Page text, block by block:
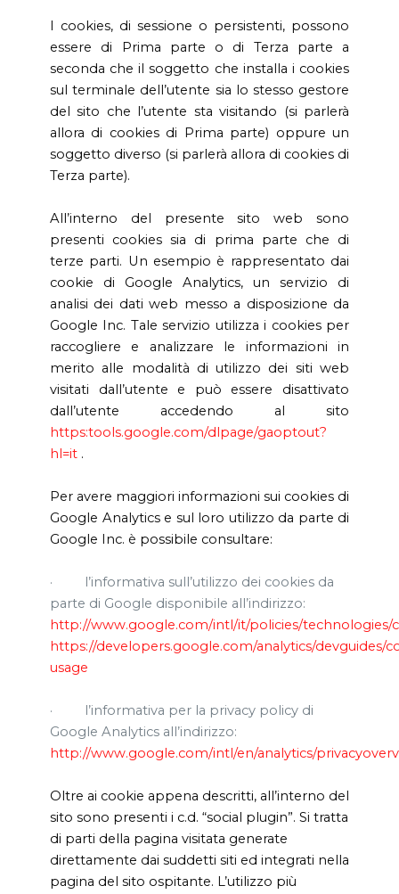
I cookies, di sessione o persistenti, possono
essere di Prima parte o di Terza parte a
seconda che il soggetto che installa i cookies
sul terminale dell’utente sia lo stesso gestore
del sito che l’utente sta visitando (si parlerà
allora di cookies di Prima parte) oppure un
soggetto diverso (si parlerà allora di cookies di
Terza parte).
All’interno del presente sito web sono
presenti cookies sia di prima parte che di
terze parti. Un esempio è rappresentato dai
cookie di Google Analytics, un servizio di
analisi dei dati web messo a disposizione da
Google Inc. Tale servizio utilizza i cookies per
raccogliere e analizzare le informazioni in
merito alle modalità di utilizzo dei siti web
visitati dall’utente e può essere disattivato
dall’utente accedendo al sito
https:tools.google.com/dlpage/gaoptout?
hl=it .
Per avere maggiori informazioni sui cookies di
Google Analytics e sul loro utilizzo da parte di
Google Inc. è possibile consultare:
·
l’informativa sull’utilizzo dei cookies da
parte di Google disponibile all’indirizzo:
http://www.google.com/intl/it/policies/technologies/
https://developers.google.com/analytics/devguides/
usage
·
l’informativa per la privacy policy di
Google Analytics all’indirizzo:
http://www.google.com/intl/en/analytics/
Oltre ai cookie appena descritti, all’interno del
sito sono presenti i c.d. “social plugin”. Si tratta
di parti della pagina visitata generate
direttamente dai suddetti siti ed integrati nella
pagina del sito ospitante. L’utilizzo più